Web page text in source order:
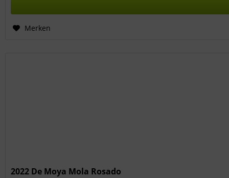
Merken
2022 De Moya Mola Rosado